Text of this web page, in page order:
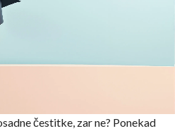
čestitke, zar ne? Ponekad